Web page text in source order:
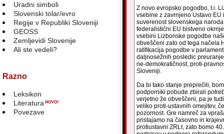
Uradni simboli
Slovenski tolar/evro
Regije v Republiki Sloveniji
GEOSS
Zemljevidi Slovenije
Ali ste vedeli?
Razno
Leksikon
Literatura
Povezave
Z novo evropsko pogodbo, t.i.
vsebine z zavrnjeno Ustavo EU
suverenost slovenskega
federalistični EU bistveno
vsebini Lizbonske pogodbe
obveščeni zato od tega načela
ratifikacija pogodbe v
daljnosežnih posledic
ne-demokratičnost, proti-
Sloveniji.
Da bi tako stanje preprečili,
podporniki pobude zbirali
verjetno že obveščeni, pa je
veliko proti-ustavnih omejitev,
pozornost. Gre namreč za
pristajamo na časovno in
protiustavni ZRLI, zato bomo